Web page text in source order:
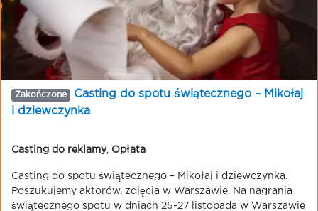
Zakończone
Casting do spotu świątecznego – Mikołaj
i dziewczynka
Casting do reklamy, Opłata
Casting do spotu świątecznego – Mikołaj i dziewczynka.
Poszukujemy aktorów, zdjęcia w Warszawie. Na nagrania
świątecznego spotu w dniach 25-27 listopada w Warszawie